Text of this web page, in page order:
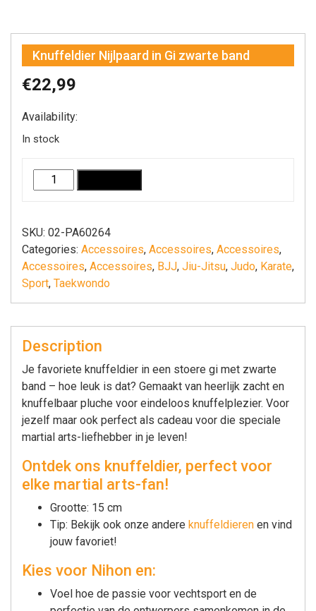
Knuffeldier Nijlpaard in Gi zwarte band
€22,99
Availability:
In stock
Knuffeldier
Nijlpaard
Gi
zwarte
band
quantity
SKU: 02-PA60264
Categories: Accessoires, Accessoires, Accessoires,
Accessoires, Accessoires, BJJ, Jiu-Jitsu, Judo, Karate,
Sport, Taekwondo
Description
Je favoriete knuffeldier in een stoere gi met zwarte
band – hoe leuk is dat? Gemaakt van heerlijk zacht en
knuffelbaar pluche voor eindeloos knuffelplezier. Voor
jezelf maar ook perfect als cadeau voor die speciale
martial arts-liefhebber in je leven!
Ontdek ons knuffeldier, perfect voor
elke martial arts-fan!
Grootte: 15 cm
Tip: Bekijk ook onze andere knuffeldieren en vind
jouw favoriet!
Kies voor Nihon en:
Voel hoe de passie voor vechtsport en de